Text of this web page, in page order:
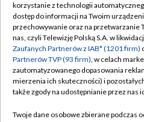
Abonament TVP
Emisja w TVP
Centrum informacji TVP
Naziemna Telewizja Cyfrowa
Polityka
Moje
korzystanie z technologii
dostęp do informacji na Twoim
przechowywanie oraz na przetwarzanie
nas, czyli Telewizję Polską S.A. w
Zaufanych Partnerów z IAB* (1201 firm)
Partnerów TVP (93 firm), w celach
zautomatyzowanego dopasowania
mierzenia ich skuteczności) i
także zgody na udostępnianie przez nas
Twoje dane osobowe zbierane podczas